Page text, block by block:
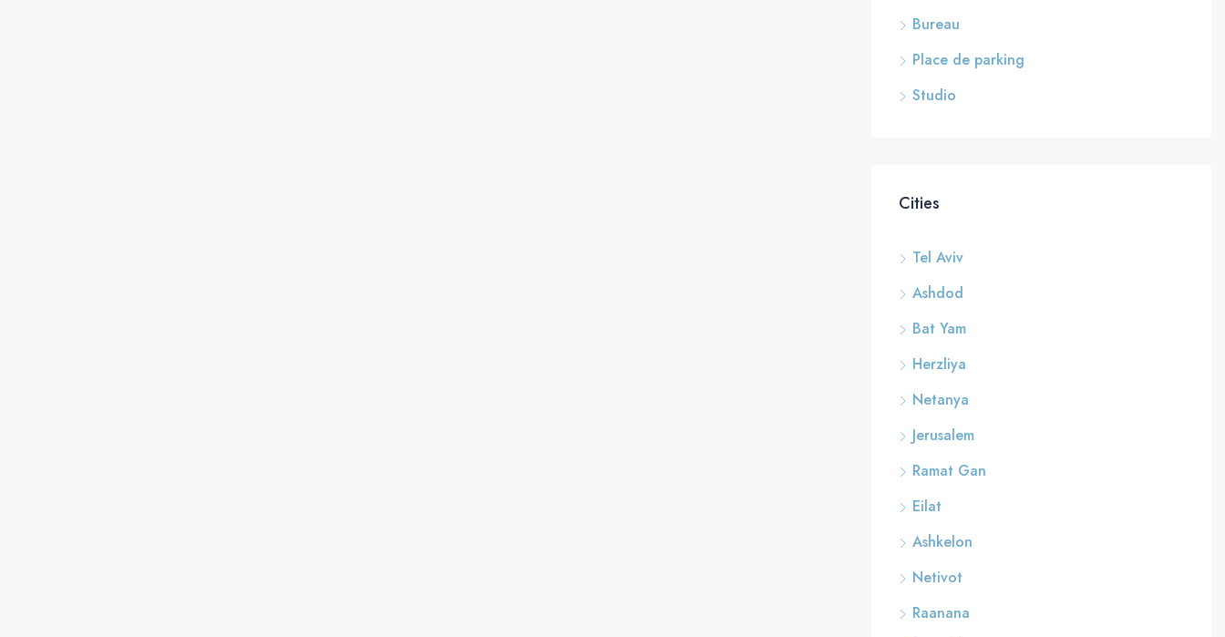
Bureau
Place de parking
Studio
Cities
Tel Aviv
Ashdod
Bat Yam
Herzliya
Netanya
Jerusalem
Ramat Gan
Eilat
Ashkelon
Netivot
Raanana